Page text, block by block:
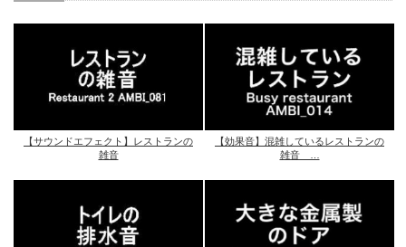
【サウンドエフェクト】レストランの
雑音
【効果音】混雑しているレストランの
雑音 …